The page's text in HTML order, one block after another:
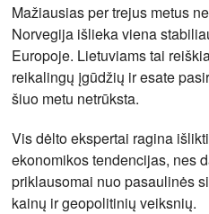
Mažiausias per trejus metus
Norvegija išlieka viena
Europoje. Lietuviams tai
reikalingų įgūdžių ir esate
šiuo metu netrūksta.
Vis dėlto ekspertai ragina
ekonomikos tendencijas, nes
priklausomai nuo pasaulinės
kainų ir geopolitinių veiksnių.